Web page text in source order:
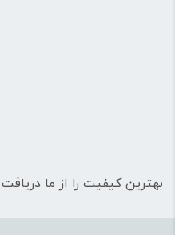
بهترین کیفیت را از ما